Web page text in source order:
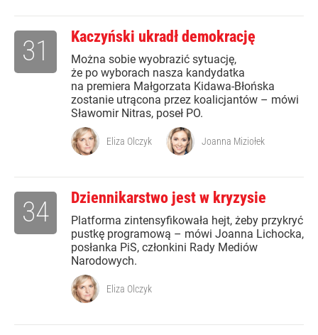
Kaczyński ukradł demokrację
Można sobie wyobrazić sytuację,
że po wyborach nasza kandydatka
na premiera Małgorzata Kidawa-Błońska
zostanie utrącona przez koalicjantów – mówi
Sławomir Nitras, poseł PO.
31
Eliza Olczyk Joanna Miziołek
Dziennikarstwo jest w kryzysie
Platforma zintensyfikowała hejt, żeby przykryć
pustkę programową – mówi Joanna Lichocka,
posłanka PiS, członkini Rady Mediów
Narodowych.
34
Eliza Olczyk